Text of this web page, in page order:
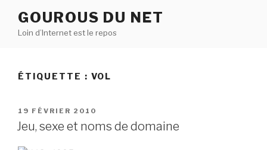
contenu
GOUROUS DU NET
Loin d’Internet est le repos
ÉTIQUETTE : VOL
PUBLIÉ
LE
19 FÉVRIER 2010
Jeu, sexe et noms de domaine